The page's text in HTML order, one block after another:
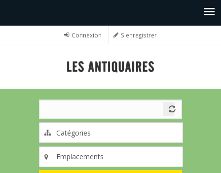
Connexion S'enregistrer